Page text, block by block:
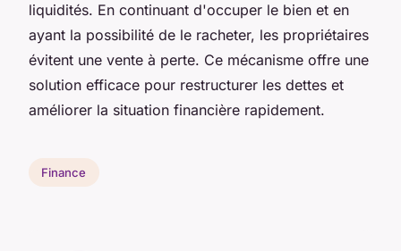
liquidités. En continuant d'occuper le bien et en
ayant la possibilité de le racheter, les propriétaires
évitent une vente à perte. Ce mécanisme offre une
solution efficace pour restructurer les dettes et
améliorer la situation financière rapidement.
Finance